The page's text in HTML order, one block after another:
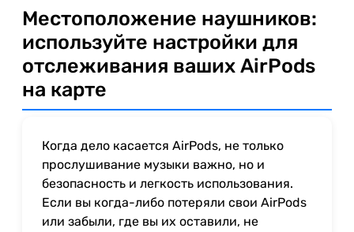
Местоположение наушников:
используйте настройки для
отслеживания ваших AirPods
на карте
Когда дело касается AirPods, не только
прослушивание музыки важно, но и
безопасность и легкость использования.
Если вы когда-либо потеряли свои AirPods
или забыли, где вы их оставили, не